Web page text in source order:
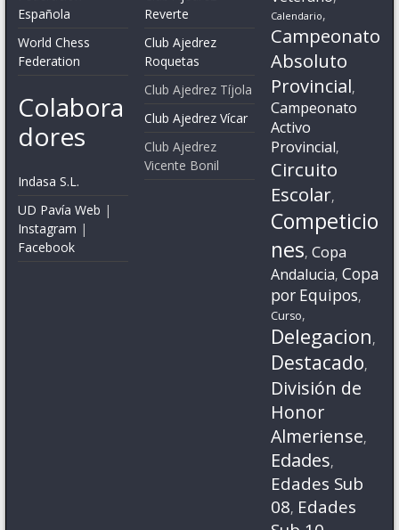
Española
World Chess
Federation
Colabora
dores
Indasa S.L.
UD Pavía Web |
Instagram |
Facebook
Reverte
Club Ajedrez
Roquetas
Club Ajedrez Tíjola
Club Ajedrez Vícar
Club Ajedrez
Vicente Bonil
Calendario,
Campeonato
Absoluto
Provincial,
Campeonato
Activo
Provincial,
Circuito
Escolar,
Competicio
nes,Copa
Andalucia,Copa
por Equipos,
Curso,
Delegacion,
Destacado,
División de
Honor
Almeriense,
Edades,
Edades Sub
08, Edades